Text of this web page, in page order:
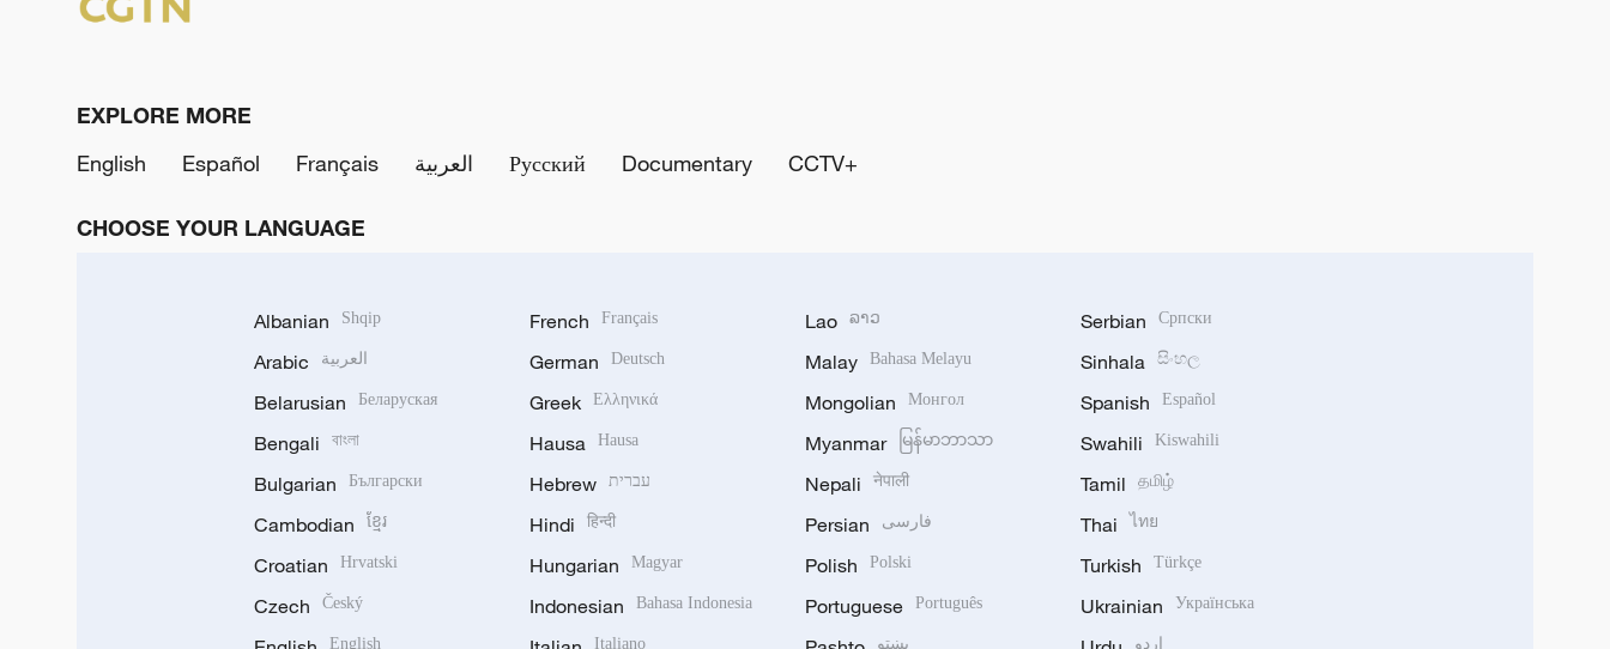
EXPLORE MORE
English
Español Français العربية Русский Documentary CCTV+
CHOOSE YOUR LANGUAGE
Albanian Shqip
Arabic العربية
Belarusian Беларуская
Bengali বাংলা
Bulgarian Български
Cambodian ខ្មែរ
Croatian Hrvatski
Czech Český
English
French Français
German Deutsch
Greek Ελληνικά
Hausa Hausa
Hebrew עברית
Hindi हिन्दी
Hungarian Magyar
Indonesian Bahasa Indonesia
Italiano
Lao ລາວ
Malay Bahasa Melayu
Mongolian Монгол
Myanmar မြန်မာဘာသာ
Nepali नेपाली
Persian فارسی
Polish Polski
Portuguese Português
پښتو
Serbian Српски
Sinhala සිංහල
Spanish Español
Swahili Kiswahili
Tamil தமிழ்
Thai ไทย
Turkish Türkçe
Ukrainian Українська
اردو